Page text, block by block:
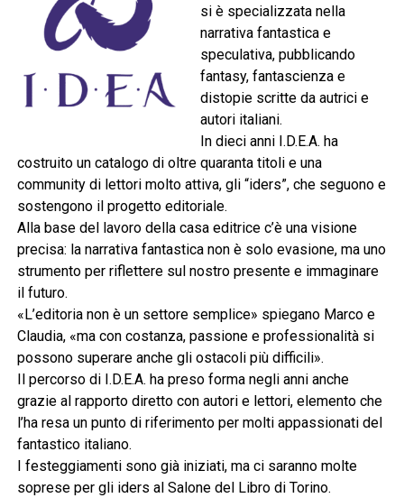
si è specializzata nella
narrativa fantastica e
speculativa, pubblicando
fantasy, fantascienza e
distopie scritte da autrici e
autori italiani.
In dieci anni I.D.E.A. ha
costruito un catalogo di oltre quaranta titoli e una
community di lettori molto attiva, gli “iders”, che seguono e
sostengono il progetto editoriale.
Alla base del lavoro della casa editrice c’è una visione
precisa: la narrativa fantastica non è solo evasione, ma uno
strumento per riflettere sul nostro presente e immaginare
il futuro.
«L’editoria non è un settore semplice» spiegano Marco e
Claudia, «ma con costanza, passione e professionalità si
possono superare anche gli ostacoli più difficili».
Il percorso di I.D.E.A. ha preso forma negli anni anche
grazie al rapporto diretto con autori e lettori, elemento che
l’ha resa un punto di riferimento per molti appassionati del
fantastico italiano.
I festeggiamenti sono già iniziati, ma ci saranno molte
soprese per gli iders al Salone del Libro di Torino.